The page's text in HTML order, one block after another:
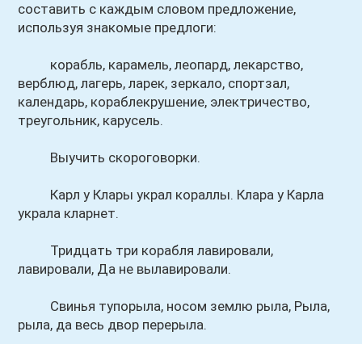
составить с каждым словом предложение,
используя знакомые предлоги:
корабль, карамель, леопард, лекарство,
верблюд, лагерь, ларек, зеркало, спортзал,
календарь, кораблекрушение, электричество,
треугольник, карусель.
Выучить скороговорки.
Карл у Клары украл кораллы. Клара у Карла
украла кларнет.
Тридцать три корабля лавировали,
лавировали, Да не вылавировали.
Свинья тупорыла, носом землю рыла, Рыла,
рыла, да весь двор перерыла.